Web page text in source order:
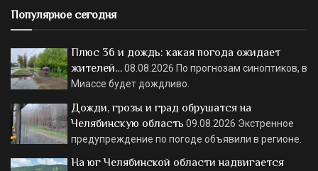
Популярное сегодня
Плюс 36 и дождь: какая погода ожидает
жителей…08.08.2026 По прогнозам синоптиков, в
Миассе будет дождливо.
Дожди, грозы и град обрушатся на
Челябинскую область 09.08.2026 Экстренное
предупреждение по погоде объявили в регионе.
На юг Челябинской области надвигается